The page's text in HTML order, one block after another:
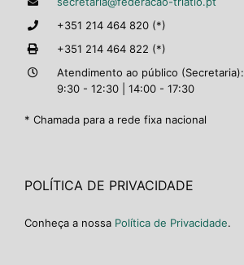
+351 214 464 820 (*)
+351 214 464 822 (*)
Atendimento ao público (Secretaria):
9:30 - 12:30 | 14:00 - 17:30
* Chamada para a rede fixa nacional
POLÍTICA DE PRIVACIDADE
Conheça a nossa Política de Privacidade.